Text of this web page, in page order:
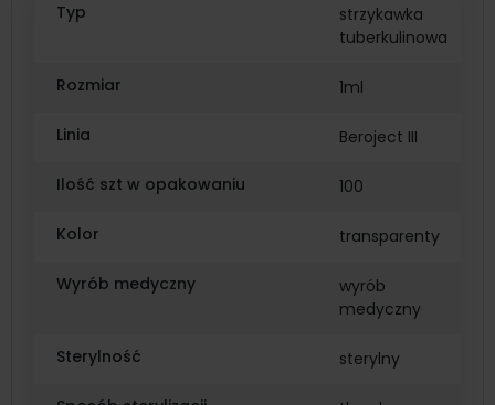
Typ
strzykawka
tuberkulinowa
Rozmiar 1ml
Linia Beroject III
Ilość szt w opakowaniu 100
Kolor transparenty
Wyrób medyczny
wyrób
medyczny
Sterylność sterylny